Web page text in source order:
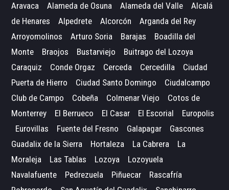
Aravaca
Alameda de Osuna Alameda del Valle
Alcalá
de Henares
Alpedrete Alcorcón
Arganda del Rey
Arroyomolinos
Arturo Soria Barajas
Boadilla del
Monte
Braojos Bustarviejo
Buitrago del Lozoya
Caraquiz
Conde Orgaz Cerceda Cercedilla
Ciudad
Puerta de Hierro
Ciudad Santo Domingo
Ciudalcampo
Club de Campo
Cobeña Colmenar Viejo
Cotos de
Monterrey
El Berrueco El Casar El Escorial
Europolis
Eurovillas
Fuente del Fresno Galapagar
Gascones
Guadalix de la Sierra
Hortaleza La Cabrera
La
Moraleja
Las Tablas Lozoya
Lozoyuela
Navalafuente
Pedrezuela Piñuecar
Rascafría